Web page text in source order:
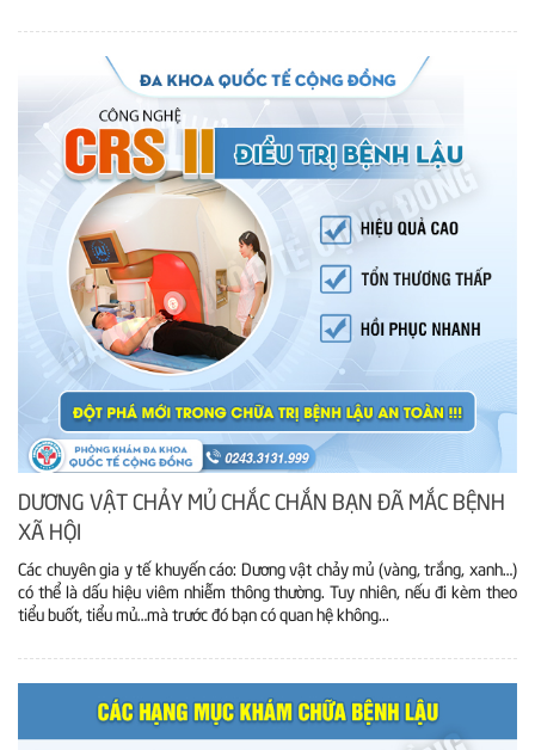
DƯƠNG VẬT CHẢY MỦ CHẮC CHẮN BẠN ĐÃ MẮC BỆNH
XÃ HỘI
Các chuyên gia y tế khuyến cáo: Dương vật chảy mủ (vàng, trắng, xanh…)
có thể là dấu hiệu viêm nhiễm thông thường. Tuy nhiên, nếu đi kèm theo
tiểu buốt, tiểu mủ…mà trước đó bạn có quan hệ không...